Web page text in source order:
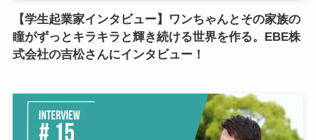
【学生起業家インタビュー】ワンちゃんとその家族の
瞳がずっとキラキラと輝き続ける世界を作る。EBE株
式会社の吉松さんにインタビュー！